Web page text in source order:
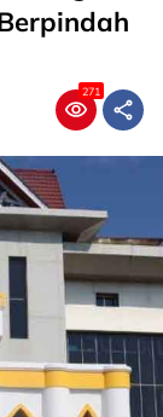
271